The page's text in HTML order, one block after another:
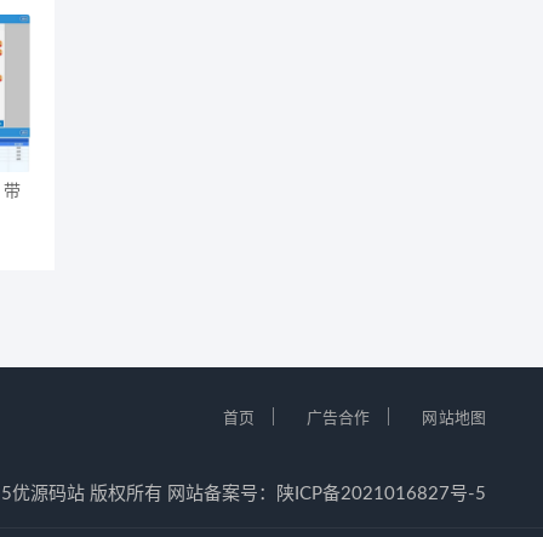
带
首页 广告合作 网站地图
源码站 版权所有 网站备案号： 陕ICP备2021016827号-5